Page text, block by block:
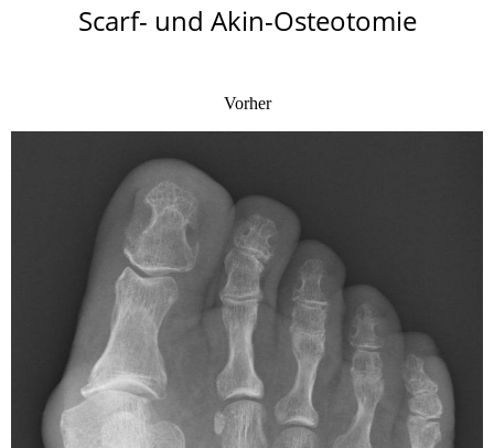
Scarf- und Akin-Osteotomie
Vorher